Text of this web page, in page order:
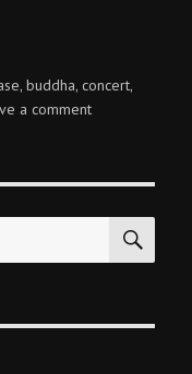
Flamingo Club”
,buddha,concert,
a commenton
base
flamingo